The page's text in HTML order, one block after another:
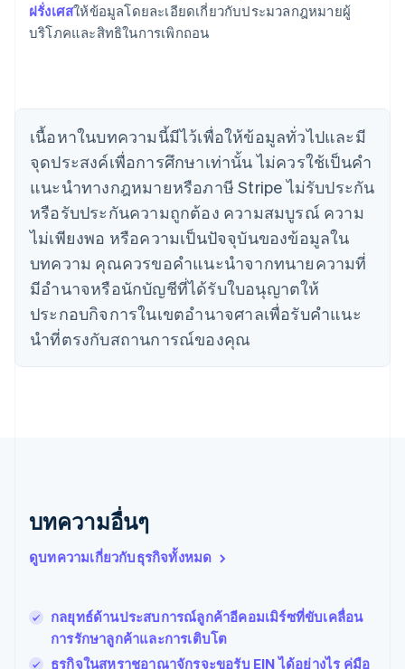
ฝรั่งเศสให้ข้อมูลโดยละเอียดเกี่ยวกับประมวลกฎหมายผู้
บริโภคและสิทธิในการเพิกถอน
เนื้อหาในบทความนี้มีไว้เพื่อให้ข้อมูลทั่วไปและมี
จุดประสงค์เพื่อการศึกษาเท่านั้น ไม่ควรใช้เป็นคํา
แนะนําทางกฎหมายหรือภาษี Stripe ไม่รับประกัน
หรือรับประกันความถูกต้อง ความสมบูรณ์ ความ
ไม่เพียงพอ หรือความเป็นปัจจุบันของข้อมูลใน
บทความ คุณควรขอคําแนะนําจากทนายความที่
มีอํานาจหรือนักบัญชีที่ได้รับใบอนุญาตให้
ประกอบกิจการในเขตอํานาจศาลเพื่อรับคําแนะ
นําที่ตรงกับสถานการณ์ของคุณ
บทความอื่นๆ
ดูบทความเกี่ยวกับธุรกิจทั้งหมด
กลยุทธ์ด้านประสบการณ์ลูกค้าอีคอมเมิร์ซที่ขับเคลื่อน
การรักษาลูกค้าและการเติบโต
ธุรกิจในสหราชอาณาจักรจะขอรับ EIN ได้อย่างไร คู่มือ
กรีซ
English
EnglishFrançais
โครเอเชีย
EnglishItaliano
จีนแผ่นดินใหญ่
简体中文
ไซปรัส
English
ญี่ปุ่น
เดนมาร์ก
English
ไทย
ไทยEnglish
นอร์เวย์
เบลเยียม
Nederlands FrançaisDeutsch
โปรตุเกส
English
ฝรั่งเศส
Français English